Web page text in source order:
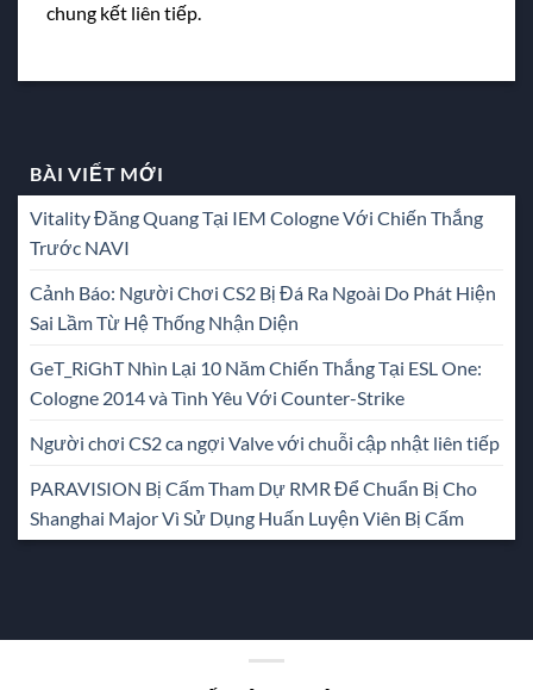
chung kết liên tiếp.
BÀI VIẾT MỚI
Vitality Đăng Quang Tại IEM Cologne Với Chiến Thắng
Trước NAVI
Cảnh Báo: Người Chơi CS2 Bị Đá Ra Ngoài Do Phát Hiện
Sai Lầm Từ Hệ Thống Nhận Diện
GeT_RiGhT Nhìn Lại 10 Năm Chiến Thắng Tại ESL One:
Cologne 2014 và Tình Yêu Với Counter-Strike
Người chơi CS2 ca ngợi Valve với chuỗi cập nhật liên tiếp
PARAVISION Bị Cấm Tham Dự RMR Để Chuẩn Bị Cho
Shanghai Major Vì Sử Dụng Huấn Luyện Viên Bị Cấm